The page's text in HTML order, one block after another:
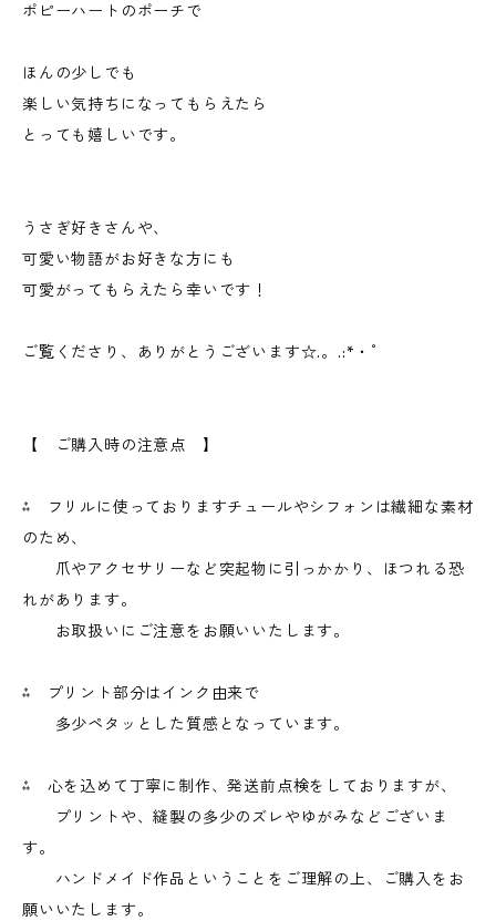
ポピーハートのポーチで
ほんの少しでも
楽しい気持ちになってもらえたら
とっても嬉しいです。
うさぎ好きさんや、
可愛い物語がお好きな方にも
可愛がってもらえたら幸いです！
ご覧くださり、ありがとうございます☆.。.:*・゜
【 ご購入時の注意点 】
⁂ フリルに使っておりますチュールやシフォンは繊細な素材
のため、
爪やアクセサリーなど突起物に引っかかり、ほつれる恐
れがあります。
お取扱いにご注意をお願いいたします。
⁂ プリント部分はインク由来で
多少ペタッとした質感となっています。
⁂ 心を込めて丁寧に制作、発送前点検をしておりますが、
プリントや、縫製の多少のズレやゆがみなどございま
す。
ハンドメイド作品ということをご理解の上、ご購入をお
願いいたします。